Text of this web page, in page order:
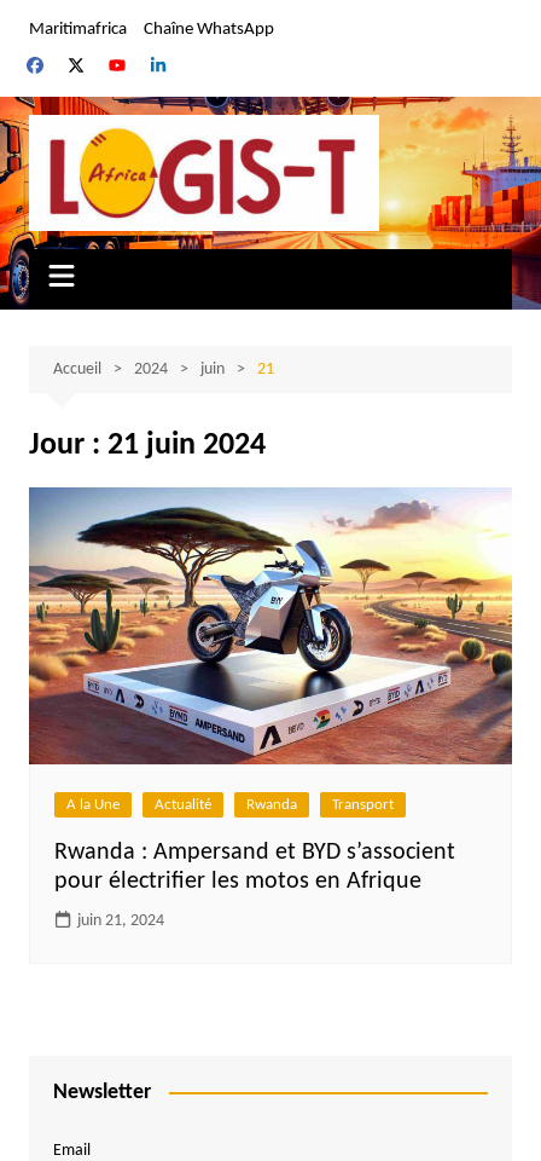
contenu
Maritimafrica Chaîne WhatsApp
Accueil 2024 juin 21
Jour : 21 juin 2024
A la Une Actualité Rwanda Transport
Rwanda : Ampersand et BYD s’associent
pour électrifier les motos en Afrique
juin 21, 2024
Newsletter
Email